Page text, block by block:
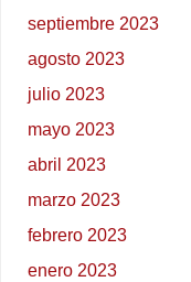
septiembre 2023
agosto 2023
julio 2023
mayo 2023
abril 2023
marzo 2023
febrero 2023
enero 2023